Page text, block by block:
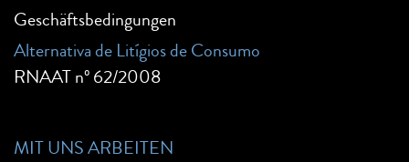
Geschäftsbedingungen
Alternativa de Litígios de Consumo
RNAAT nº 62/2008
MIT UNS ARBEITEN